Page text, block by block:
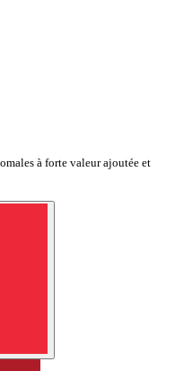
à forte valeur ajoutée et